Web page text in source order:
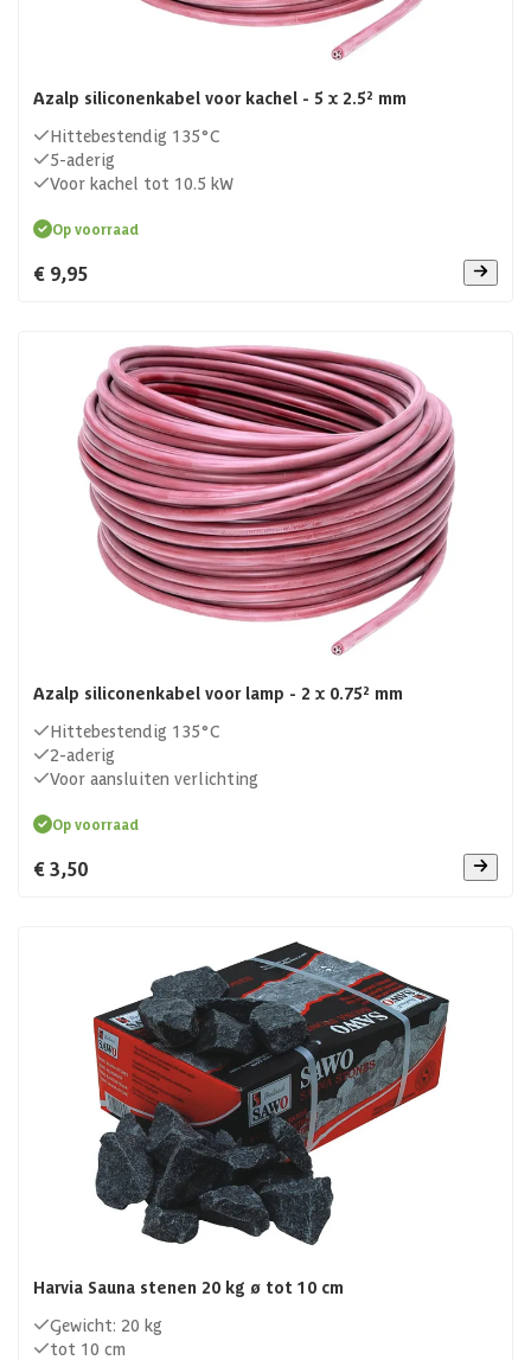
Azalp siliconenkabel voor kachel - 5 x 2.5² mm
Hittebestendig 135°C
5-aderig
Voor kachel tot 10.5 kW
Op voorraad
€ 9,95
Azalp siliconenkabel voor lamp - 2 x 0.75² mm
Hittebestendig 135°C
2-aderig
Voor aansluiten verlichting
Op voorraad
€ 3,50
Harvia Sauna stenen 20 kg ø tot 10 cm
Gewicht: 20 kg
tot 10 cm